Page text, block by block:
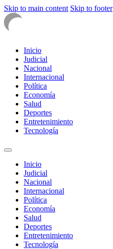
Skip to main content Skip to footer
Inicio
Judicial
Nacional
Internacional
Política
Economía
Salud
Deportes
Entretenimiento
Tecnología
Inicio
Judicial
Nacional
Internacional
Política
Economía
Salud
Deportes
Entretenimiento
Tecnología